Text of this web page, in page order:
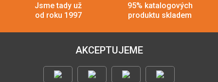
Jsme tady už
od roku 1997
95% katalogových
produktu skladem
AKCEPTUJEME